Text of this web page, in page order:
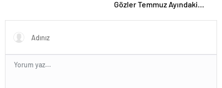
Gözler Temmuz Ayındaki